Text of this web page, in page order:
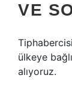
VE
ülkeye
alıyoruz.